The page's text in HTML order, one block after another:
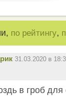
по рейтингу,
31.03.2020 в
в гроб для